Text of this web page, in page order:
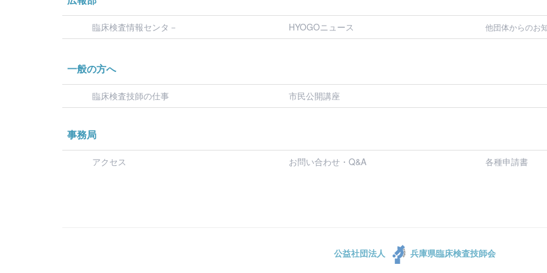
臨床検査情報センタ－ HYOGOニュース 他団体からのお
一般の方へ
臨床検査技師の仕事 市民公開講座
事務局
アクセス お問い合わせ・Q&A 各種申請書
公益社団法人 兵庫県臨床検査技師会